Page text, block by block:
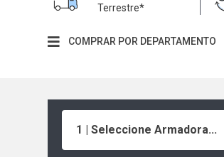
Terrestre*
COMPRAR POR DEPARTAMENTO
1 | Seleccione Armadora...